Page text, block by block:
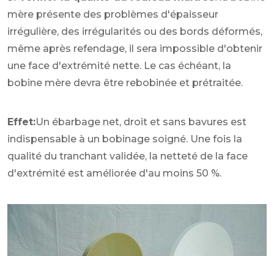
mère présente des problèmes d'épaisseur
irrégulière, des irrégularités ou des bords déformés,
même après refendage, il sera impossible d'obtenir
une face d'extrémité nette. Le cas échéant, la
bobine mère devra être rebobinée et prétraitée.
Effet:Un ébarbage net, droit et sans bavures est
indispensable à un bobinage soigné. Une fois la
qualité du tranchant validée, la netteté de la face
d'extrémité est améliorée d'au moins 50 %.